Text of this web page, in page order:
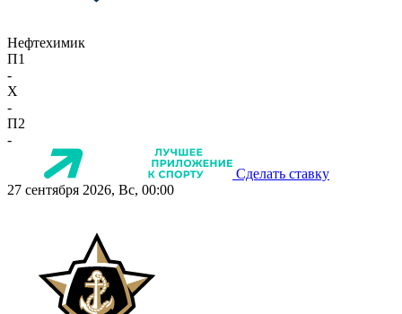
Нефтехимик
П1
-
X
-
П2
-
Сделать ставку
27 сентября 2026, Вс, 00:00